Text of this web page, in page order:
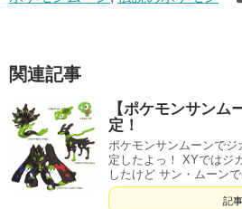
関連記事
【ポケモンサンム
定！
ポケモンサンムーンで
定したよっ！ XYではジ
したけど サン・ムーンで
記